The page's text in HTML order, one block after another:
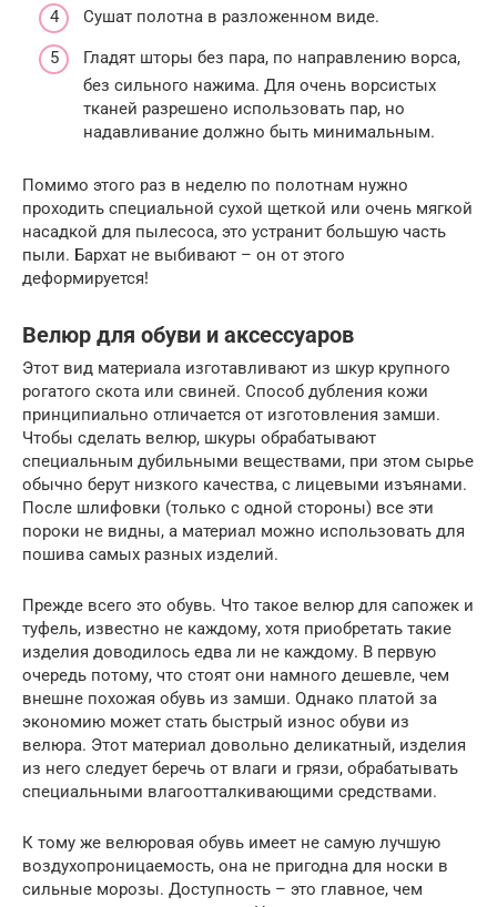
Сушат полотна в разложенном виде.
Гладят шторы без пара, по направлению ворса,
без сильного нажима. Для очень ворсистых
тканей разрешено использовать пар, но
надавливание должно быть минимальным.
Помимо этого раз в неделю по полотнам нужно
проходить специальной сухой щеткой или очень мягкой
насадкой для пылесоса, это устранит большую часть
пыли. Бархат не выбивают – он от этого
деформируется!
Велюр для обуви и аксессуаров
Этот вид материала изготавливают из шкур крупного
рогатого скота или свиней. Способ дубления кожи
принципиально отличается от изготовления замши.
Чтобы сделать велюр, шкуры обрабатывают
специальным дубильными веществами, при этом сырье
обычно берут низкого качества, с лицевыми изъянами.
После шлифовки (только с одной стороны) все эти
пороки не видны, а материал можно использовать для
пошива самых разных изделий.
Прежде всего это обувь. Что такое велюр для сапожек и
туфель, известно не каждому, хотя приобретать такие
изделия доводилось едва ли не каждому. В первую
очередь потому, что стоят они намного дешевле, чем
внешне похожая обувь из замши. Однако платой за
экономию может стать быстрый износ обуви из
велюра. Этот материал довольно деликатный, изделия
из него следует беречь от влаги и грязи, обрабатывать
специальными влагоотталкивающими средствами.
К тому же велюровая обувь имеет не самую лучшую
воздухопроницаемость, она не пригодна для носки в
сильные морозы. Доступность – это главное, чем